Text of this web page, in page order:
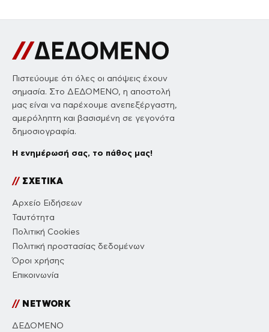
Πιστεύουμε ότι όλες οι απόψεις έχουν
σημασία. Στο ΔΕΔΟΜΕΝΟ, η αποστολή
μας είναι να παρέχουμε ανεπεξέργαστη,
αμερόληπτη και βασισμένη σε γεγονότα
δημοσιογραφία.
Η ενημέρωσή σας, το πάθος μας!
//ΣΧΕΤΙΚΑ
Αρχείο Ειδήσεων
Ταυτότητα
Πολιτική Cookies
Πολιτική προστασίας δεδομένων
Όροι χρήσης
Επικοινωνία
//NETWORK
ΔΕΔΟΜΕΝΟ